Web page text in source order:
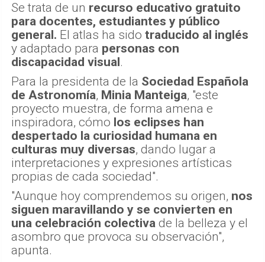
Se trata de un recurso educativo gratuito
para docentes, estudiantes y público
general. El atlas ha sido traducido al inglés
y adaptado para personas con
discapacidad visual .
Para la presidenta de la Sociedad Española
de Astronomía, Minia Manteiga, "este
proyecto muestra, de forma amena e
inspiradora, cómo los eclipses han
despertado la curiosidad humana en
culturas muy diversas, dando lugar a
interpretaciones y expresiones artísticas
propias de cada sociedad".
"Aunque hoy comprendemos su origen, nos
siguen maravillando y se convierten en
una celebración colectiva de la belleza y el
asombro que provoca su observación",
apunta.